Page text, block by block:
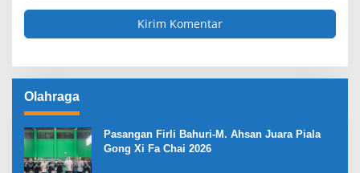
Olahraga
Pasangan Firli Bahuri-M. Ahsan Juara Piala
Gong Xi Fa Chai 2026